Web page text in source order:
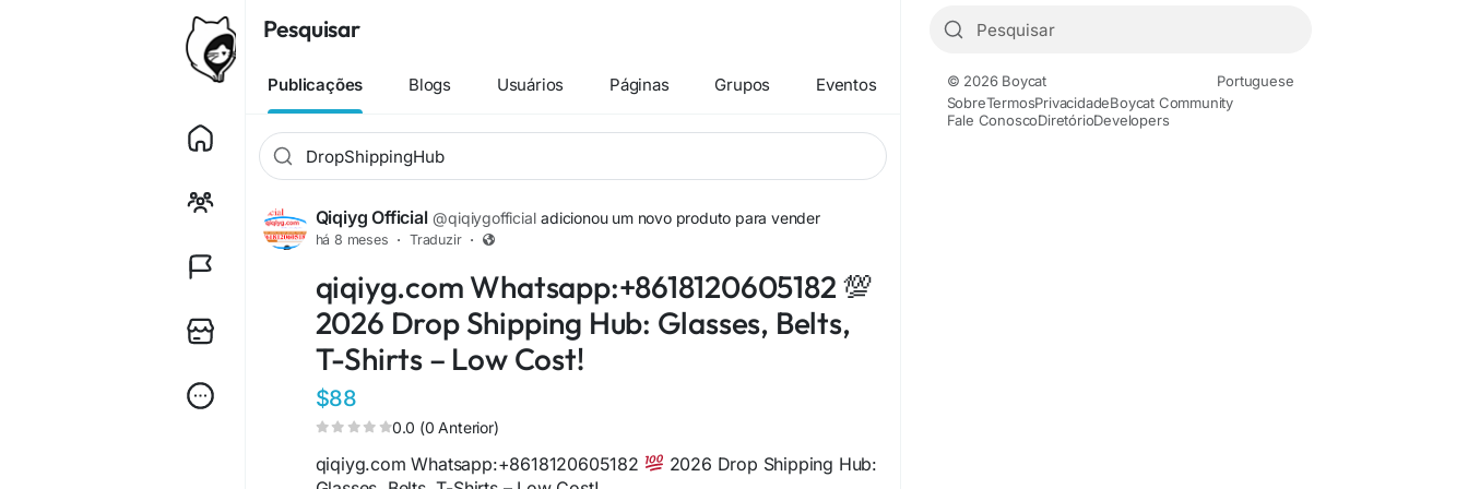
Pesquisar
Publicações Blogs Usuários Páginas Grupos Eventos
Qiqiyg Official @qiqiygofficial adicionou um novo produto para vender
há 8 meses · Traduzir ·
qiqiyg.com Whatsapp:+8618120605182 💯
2026 Drop Shipping Hub: Glasses, Belts,
T-Shirts – Low Cost!
$88
0.0 (0 Anterior)
qiqiyg.com Whatsapp:+8618120605182
2026 Drop Shipping Hub:
© 2026 Boycat
Portuguese
SobreTermosPrivacidadeBoycat Community
Fale ConoscoDiretórioDevelopers